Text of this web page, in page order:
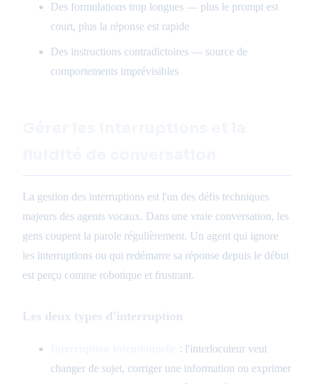
Des formulations trop longues — plus le prompt est
court, plus la réponse est rapide
Des instructions contradictoires — source de
comportements imprévisibles
La gestion des interruptions est l'un des défis techniques
majeurs des agents vocaux. Dans une vraie conversation, les
gens coupent la parole régulièrement. Un agent qui ignore
les interruptions ou qui redémarre sa réponse depuis le début
est perçu comme robotique et frustrant.
Les deux types d'interruption
: l'interlocuteur veut
changer de sujet, corriger une information ou exprimer